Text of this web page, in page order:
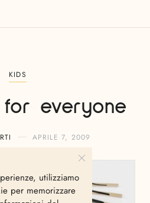
KIDS
for everyone
APRILE 7, 2009
utilizziamo
per memorizzare